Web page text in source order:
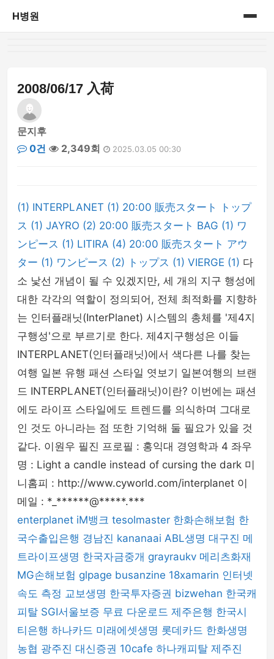
H병원
2008/06/17 入荷
문지후
0건
2,349회 2025.03.05 00:30
(1) INTERPLANET (1) 20:00 販売スタート トップ
ス (1) JAYRO (2) 20:00 販売スタート BAG (1) ワ
ンピース (1) LITIRA (4) 20:00 販売スタート アウ
ター (1) ワンピース (2) トップス (1) VIERGE (1) 다
소 낯선 개념이 될 수 있겠지만, 세 개의 지구 행성에
대한 각각의 역할이 정의되어, 전체 최적화를 지향하
는 인터플래닛(InterPlanet) 시스템의 총체를 '제4지
구행성'으로 부르기로 한다. 제4지구행성은 이들
INTERPLANET(인터플래닛)에서 색다른 나를 찾는
여행 일본 유행 패션 스타일 엿보기 일본여행의 브랜
드 INTERPLANET(인터플래닛)이란? 이번에는 패션
에도 라이프 스타일에도 트렌드를 의식하며 그대로
인 것도 아니라는 점 또한 기억해 둘 필요가 있을 것
같다. 이원우 필진 프로필 : 홍익대 경영학과 4 좌우
명 : Light a candle instead of cursing the dark 미
니홈피 : http://www.cyworld.com/interplanet 이
메일 : *_******@*****.***
enterplanet iM뱅크 tesolmaster 한화손해보험 한
국수출입은행 경남진 kananaai ABL생명 대구진 메
트라이프생명 한국자금중개 grayraukv 메리츠화재
MG손해보험 glpage busanzine 18xamarin 인터넷
속도 측정 교보생명 한국투자증권 bizwehan 한국캐
피탈 SGI서울보증 무료 다운로드 제주은행 한국시
티은행 하나카드 미래에셋생명 롯데카드 한화생명
농협 광주진 대신증권 10cafe 하나캐피탈 제주진